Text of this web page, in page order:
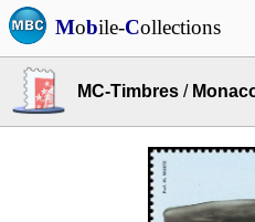
Mobile-Collections
MC-Timbres /